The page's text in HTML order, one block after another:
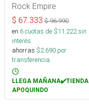
Rock Empire
$ 67.333 $96.990
en 6cuotas de $11.222sin
interés
ahorras $2.690 por
transferencia.
LLEGA MAÑANA✔️TIENDA
APOQUINDO